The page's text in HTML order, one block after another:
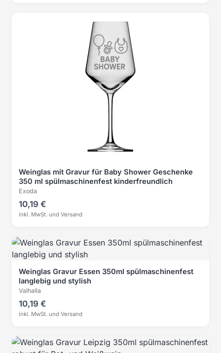
Weinglas mit Gravur für Baby Shower Geschenke
350 ml spülmaschinenfest kinderfreundlich
Exoda
10,19 €
inkl. MwSt. und Versand
Weinglas Gravur Essen 350ml spülmaschinenfest
langlebig und stylish
Valhalla
10,19 €
inkl. MwSt. und Versand